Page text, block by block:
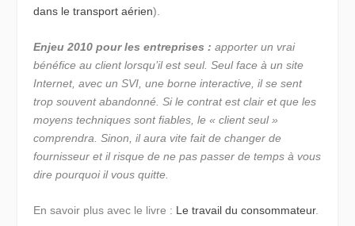
dans le transport aérien).
Enjeu 2010 pour les entreprises : apporter un vrai
bénéfice au client lorsqu’il est seul. Seul face à un site
Internet, avec un SVI, une borne interactive, il se sent
trop souvent abandonné. Si le contrat est clair et que les
moyens techniques sont fiables, le « client seul »
comprendra. Sinon, il aura vite fait de changer de
fournisseur et il risque de ne pas passer de temps à vous
dire pourquoi il vous quitte.
En savoir plus avec le livre : Le travail du consommateur.